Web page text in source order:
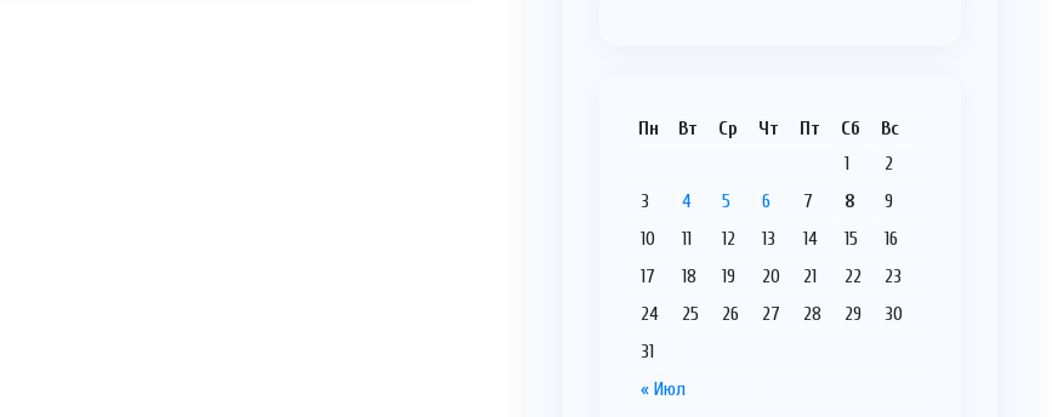
Пн Вт Ср Чт Пт Сб Вс
« Июл
1
2
3
4 5 6 7 8
9
10
11 12 13 14 15
16
17
18 19 20 21 22
23
24
25 26 27 28 29
30
31